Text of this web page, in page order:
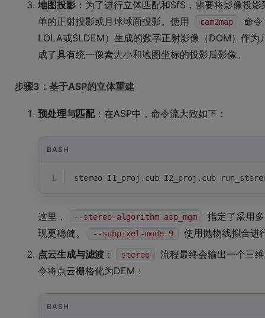
地图投影 ：为了进行立体匹配和SfS，需要将影像投
单的正射投影或月球球面投影。使用
cam2map
命令
LOLA或SLDEM）生成的数字正射影像（DOM）作
成了具有统一像素大小和地图坐标的投影后影像。
步骤3：基于ASP的立体重建
预处理与匹配：在ASP中，命令流大致如下：
BASH
1 stereo I1_proj.cub I2_proj.cub
这里， --stereo-algorithm asp_mgm
指定了采用
现更稳健。
--subpixel-mode 9
使用抛物线拟合进
点云生成与滤波 ： stereo
流程最终会输出一个三
令将点云栅格化为DEM：
BASH